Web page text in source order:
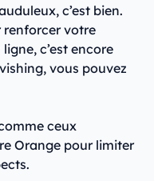
c’est bien.
renforcer votre
c’est encore
vous pouvez
ceux
Orange pour limiter